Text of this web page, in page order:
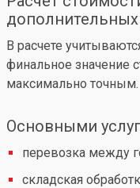
дополнительных
В расчете
финальное значение
максимально точным.
Основными
перевозка между
складская